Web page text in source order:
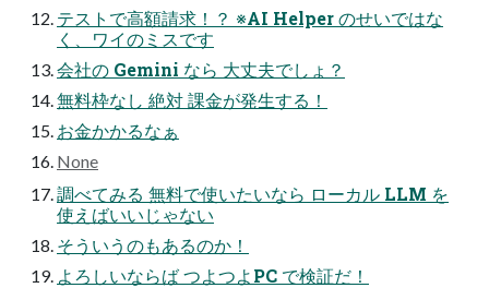
テストで高額請求！？ ※AI Helper のせいではな
く、ワイのミスです
会社の Gemini なら 大丈夫でしょ？
無料枠なし 絶対 課金が発生する！
お金かかるなぁ
None
調べてみる 無料で使いたいなら ローカル LLM を
使えばいいじゃない
そういうのもあるのか！
よろしいならば つよつよPC で検証だ！